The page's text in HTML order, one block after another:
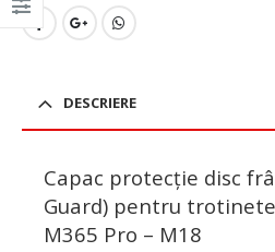
DESCRIERE
Capac protecție disc
Guard) pentru
M365 Pro – M18